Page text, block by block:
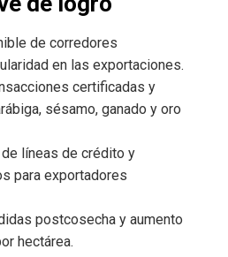
de corredores
en las exportaciones.
certificadas y
sésamo, ganado y oro
líneas de crédito y
para exportadores
postcosecha y aumento
hectárea.